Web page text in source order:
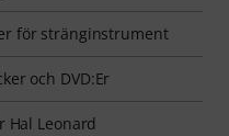
för stränginstrument
och DVD:Er
Leonard